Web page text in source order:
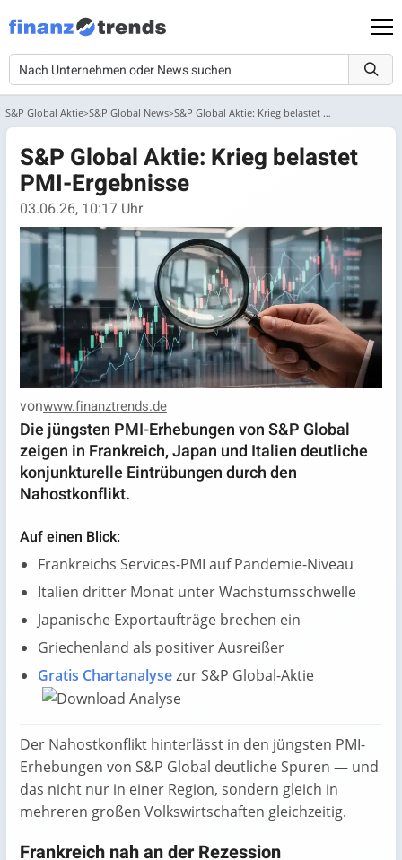
S&P Global Aktie S&P Global News S&P Global Aktie: Krieg belastet PMI-Ergebnisse
S&P Global Aktie: Krieg belastet
PMI-Ergebnisse
03.06.26, 10:17 Uhr
vonwww.finanztrends.de
Die jüngsten PMI-Erhebungen von S&P Global
zeigen in Frankreich, Japan und Italien deutliche
konjunkturelle Eintrübungen durch den
Nahostkonflikt.
Auf einen Blick:
Frankreichs Services-PMI auf Pandemie-Niveau
Italien dritter Monat unter Wachstumsschwelle
Japanische Exportaufträge brechen ein
Griechenland als positiver Ausreißer
Gratis Chartanalysezur S&P Global-Aktie
Der Nahostkonflikt hinterlässt in den jüngsten PMI-
Erhebungen von S&P Global deutliche Spuren — und
das nicht nur in einer Region, sondern gleich in
mehreren großen Volkswirtschaften gleichzeitig.
Frankreich nah an der Rezession